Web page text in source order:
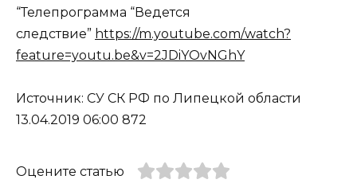
“Телепрограмма “Ведется
следствие” https://m.youtube.com/watch?
feature=youtu.be&v=2JDiYOvNGhY
Источник: СУ СК РФ по Липецкой области
13.04.2019 06:00 872
Оцените статью